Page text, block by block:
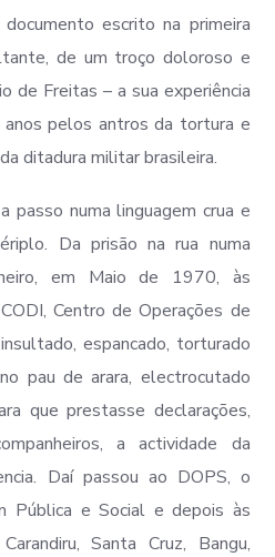
escrito na primeira
de um troço doloroso e
de Freitas – a sua experiência
pelos antros da tortura e
ditadura militar brasileira.
passo numa linguagem crua e
Da prisão na rua numa
em Maio de 1970, às
Centro de Operações de
espancado, torturado
pau de arara, electrocutado
que prestasse declarações,
a actividade da
Daí passou ao DOPS, o
Pública e Social e depois às
Santa Cruz, Bangu,